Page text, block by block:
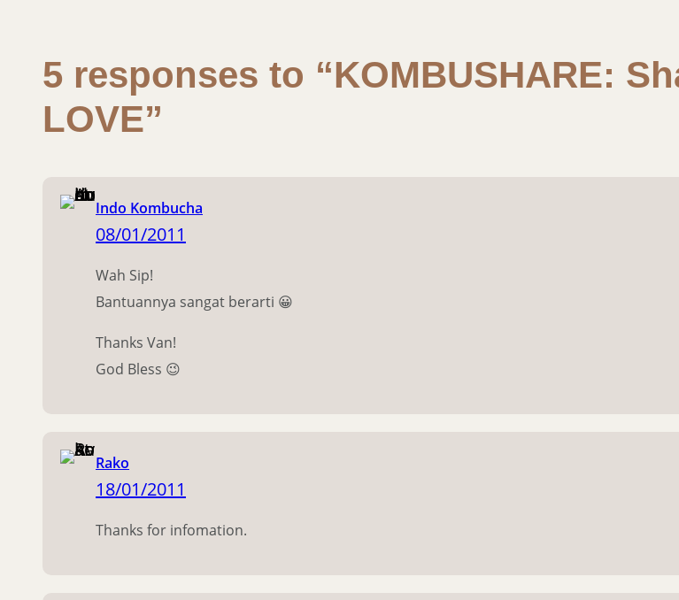
5 responses to “KOMBUSHARE:
LOVE”
Indo Kombucha
08/01/2011
Wah Sip!
Bantuannya sangat berarti 😀
Thanks Van!
God Bless 😉
Rako
18/01/2011
Thanks for infomation.